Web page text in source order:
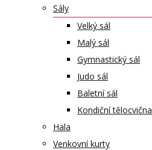
Sály
Velký sál
Malý sál
Gymnastický sál
Judo sál
Baletní sál
Kondiční tělocvična
Hala
Venkovní kurty